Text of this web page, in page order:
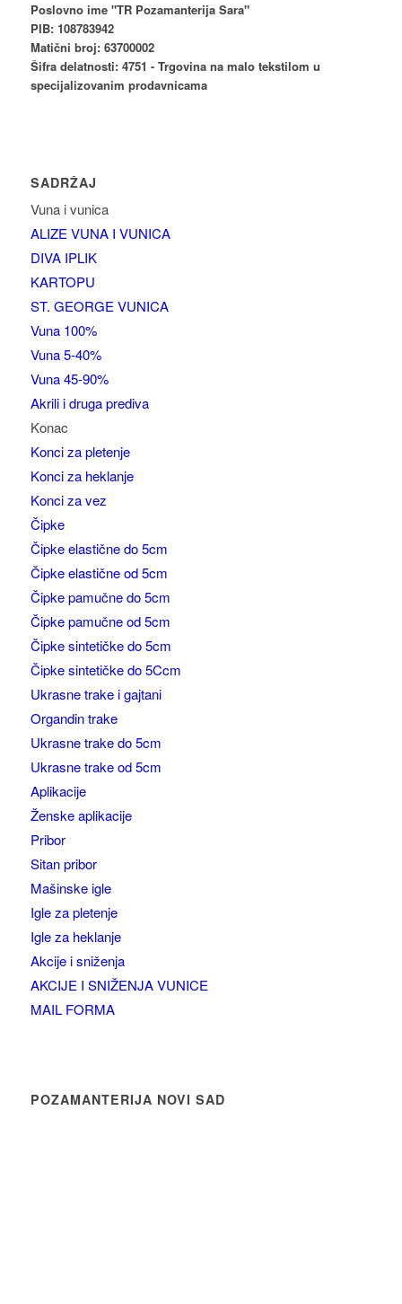
Poslovno ime "TR Pozamanterija Sara"
PIB: 108783942
Matični broj: 63700002
Šifra delatnosti: 4751 - Trgovina na malo tekstilom u
specijalizovanim prodavnicama
SADRŽAJ
Vuna i vunica
ALIZE VUNA I VUNICA
DIVA IPLIK
KARTOPU
ST. GEORGE VUNICA
Vuna 100%
Vuna 5-40%
Vuna 45-90%
Akrili i druga prediva
Konac
Konci za pletenje
Konci za heklanje
Konci za vez
Čipke
Čipke elastične do 5cm
Čipke elastične od 5cm
Čipke pamučne do 5cm
Čipke pamučne od 5cm
Čipke sintetičke do 5cm
Čipke sintetičke do 5Ccm
Ukrasne trake i gajtani
Organdin trake
Ukrasne trake do 5cm
Ukrasne trake od 5cm
Aplikacije
Ženske aplikacije
Pribor
Sitan pribor
Mašinske igle
Igle za pletenje
Igle za heklanje
Akcije i sniženja
AKCIJE I SNIŽENJA VUNICE
MAIL FORMA
POZAMANTERIJA NOVI SAD